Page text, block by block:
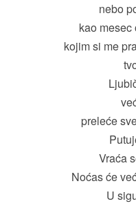
nebo
kao
kojim si me
preleće
Vraća
Noćas će
U